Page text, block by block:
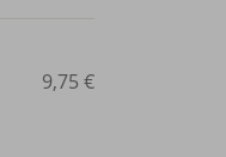
9,75 €